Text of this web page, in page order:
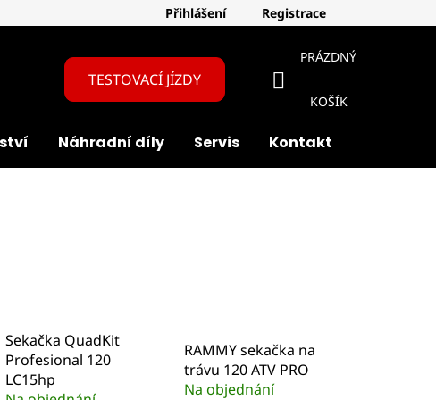
Přihlášení Registrace
TESTOVACÍ JÍZDY
NÁKUPNÍ
KOŠÍK
PRÁZDNÝ
KOŠÍK
Náhradní díly Servis Kontakt
Sekačka QuadKit
Profesional 120
LC15hp
RAMMY sekačka na
trávu 120 ATV PRO
Na objednání